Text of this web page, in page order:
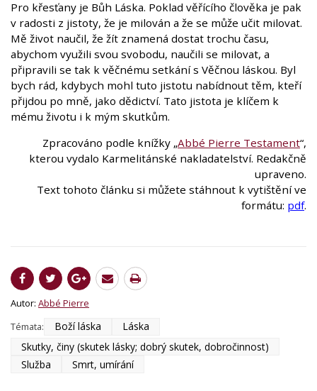
Pro křesťany je Bůh Láska. Poklad věřícího člověka je pak
v radosti z jistoty, že je milován a že se může učit milovat.
Mě život naučil, že žít znamená dostat trochu času,
abychom využili svou svobodu, naučili se milovat, a
připravili se tak k věčnému setkání s Věčnou láskou. Byl
bych rád, kdybych mohl tuto jistotu nabídnout těm, kteří
přijdou po mně, jako dědictví. Tato jistota je klíčem k
mému životu i k mým skutkům.
Zpracováno podle knížky „Abbé Pierre Testament“,
kterou vydalo Karmelitánské nakladatelství. Redakčně
upraveno.
Text tohoto článku si můžete stáhnout k vytištění ve
formátu: pdf.
Autor: Abbé Pierre
Témata:
Boží láska
Láska
Skutky, činy (skutek lásky; dobrý skutek, dobročinnost)
Služba
Smrt, umírání